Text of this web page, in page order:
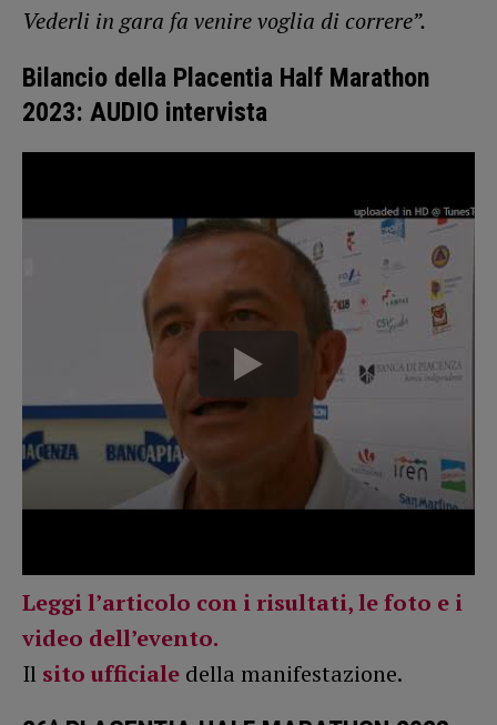
Vederli in gara fa venire voglia di correre”.
Bilancio della Placentia Half Marathon
2023: AUDIO intervista
Leggi l’articolo con i risultati, le foto e i
video dell’evento.
Il sito ufficiale della manifestazione.